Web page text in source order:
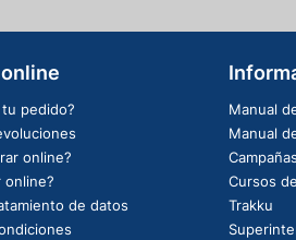
pedido?
online?
online?
de datos
Manual
Manual
Cursos
Trakku